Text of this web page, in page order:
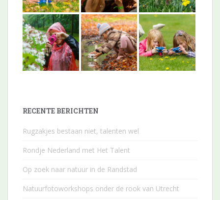
RECENTE BERICHTEN
Rugzakjes bestaan niet, talenten wel
Rondje Nederland met Het Talent
Op zoek naar natuur in de Randstad
Natuurfotoworkshops onder de rook van Utrecht